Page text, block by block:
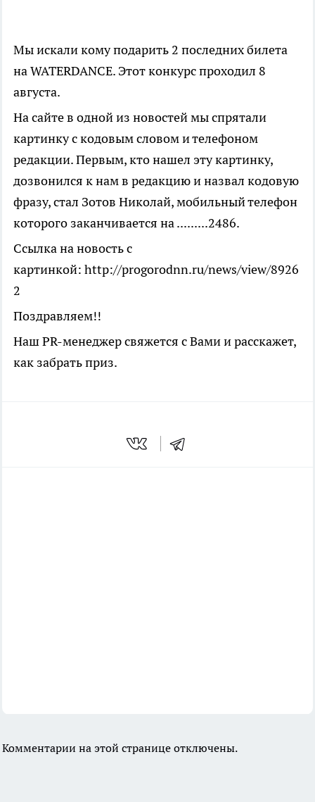
Мы искали кому подарить 2 последних билета
на WATERDANCE. Этот конкурс проходил 8
августа.
На сайте в одной из новостей мы спрятали
картинку с кодовым словом и телефоном
редакции. Первым, кто нашел эту картинку,
дозвонился к нам в редакцию и назвал кодовую
фразу, стал Зотов Николай, мобильный телефон
которого заканчивается на .........2486.
Ссылка на новость с
картинкой: http://progorodnn.ru/news/view/8926
2
Поздравляем!!
Наш PR-менеджер свяжется с Вами и расскажет,
как забрать приз.
Комментарии на этой странице отключены.